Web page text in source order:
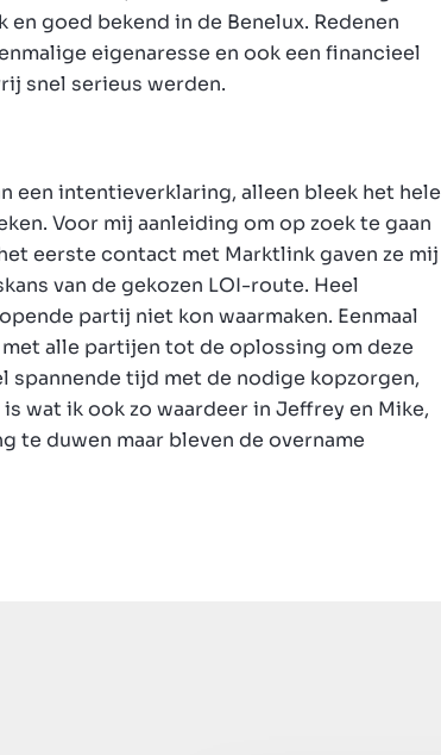
goed bekend in de Benelux. Redenen
eigenaresse en ook een financieel
snel serieus werden.
een intentieverklaring, alleen bleek het hele
Voor mij aanleiding om op zoek te gaan
eerste contact met Marktlink gaven ze mij
van de gekozen LOI-route. Heel
partij niet kon waarmaken. Eenmaal
alle partijen tot de oplossing om deze
spannende tijd met de nodige kopzorgen,
wat ik ook zo waardeer in Jeffrey en Mike,
te duwen maar bleven de overname